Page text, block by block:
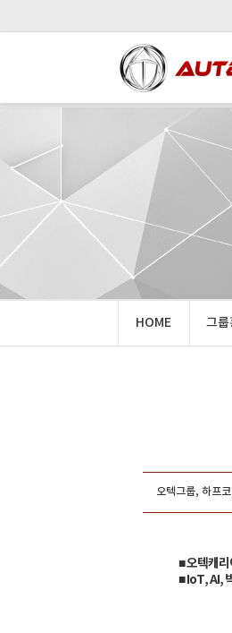
HOME 그룹
오텍그룹, 하프
■ 오텍캐
■ IoT, AI,